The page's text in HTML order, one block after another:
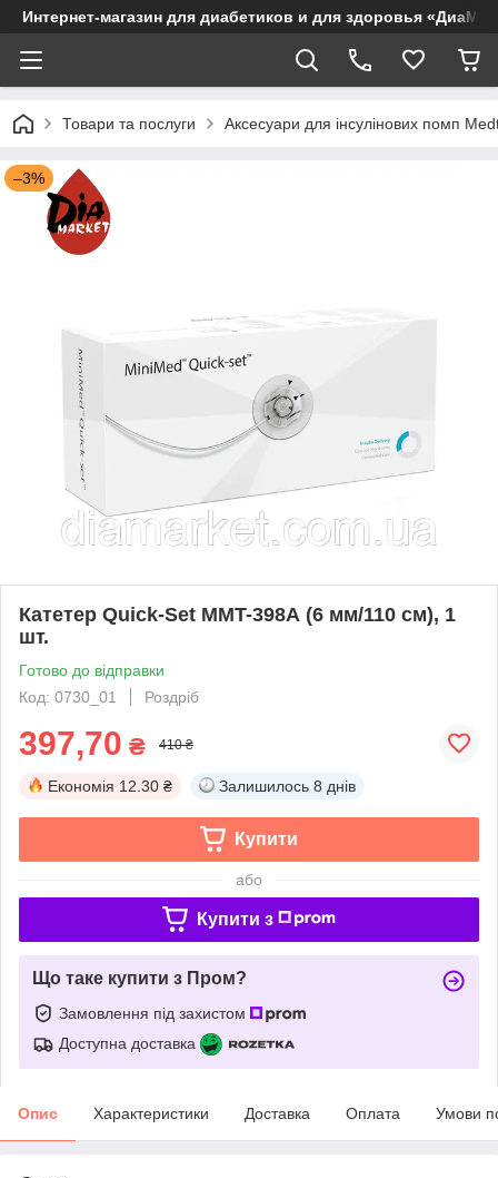
Интернет-магазин для диабетиков и для здоровья
Товари та послуги Аксесуари для інсулінових помп
–3%
Катетер Quick-Set MMT-398А (6 мм/110 см), 1
шт.
Готово до відправки
Код: 0730_01
Роздріб
397,70 ₴ 410 ₴
Економія 12.30 ₴ Залишилось 8 днів
Купити
або
Купити з
Що таке купити з Пром?
Замовлення під захистом
Доступна доставка
Опис Характеристики Доставка Оплата Умови